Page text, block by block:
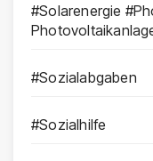
#Solarenergie
#Sozialabgaben
#Sozialhilfe